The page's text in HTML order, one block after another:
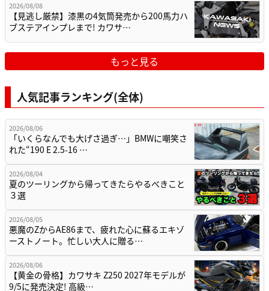
2026/08/08
【見逃し厳禁】漆黒の4気筒発売から200馬力ハ
ブステアインプレまで! カワサ…
もっと見る
人気記事ランキング(全体)
2026/08/06
「いくらなんでも大げさ過ぎ…」BMWに嘲笑さ
れた“190 E 2.5-16 …
2026/08/04
夏のツーリングから帰ってきたらやるべきこと
３選
2026/08/05
悪魔のZからAE86まで、疲れた心に蘇るエキゾ
ーストノート。忙しい大人に贈る…
2026/08/06
【黄金の骨格】カワサキ Z250 2027年モデルが
9/5に発売決定! 高級…